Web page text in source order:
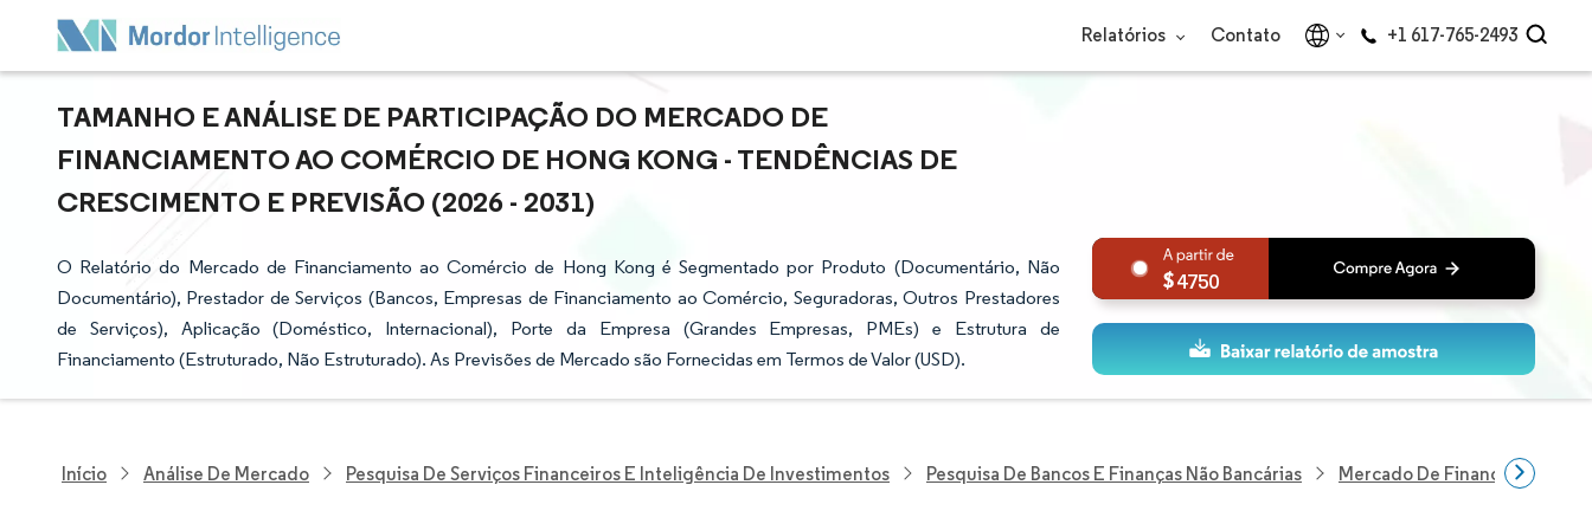
Relatórios Contato +1 617-765-2493
TAMANHO E ANÁLISE DE PARTICIPAÇÃO DO MERCADO DE
FINANCIAMENTO AO COMÉRCIO DE HONG KONG - TENDÊNCIAS DE
CRESCIMENTO E PREVISÃO (2026 - 2031)
O Relatório do Mercado de Financiamento ao Comércio de Hong Kong é Segmentado por Produto (Documentário, Não
Documentário), Prestador de Serviços (Bancos, Empresas de Financiamento ao Comércio, Seguradoras, Outros Prestadores
de Serviços), Aplicação (Doméstico, Internacional), Porte da Empresa (Grandes Empresas, PMEs) e Estrutura de
Financiamento (Estruturado, Não Estruturado). As Previsões de Mercado são Fornecidas em Termos de Valor (USD).
4750
Início Análise De Mercado Pesquisa De Serviços Financeiros E Inteligência De Investimentos Pesquisa De Bancos E Finanças Não Bancárias Mercado De Financiamento